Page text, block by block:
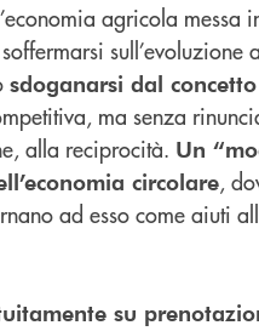
agricola
sdoganarsi dal
ma senza
alla reciprocità. Un
circolare,
ad esso come aiuti
su